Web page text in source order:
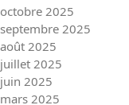
octobre 2025
septembre 2025
août 2025
juillet 2025
juin 2025
mars 2025